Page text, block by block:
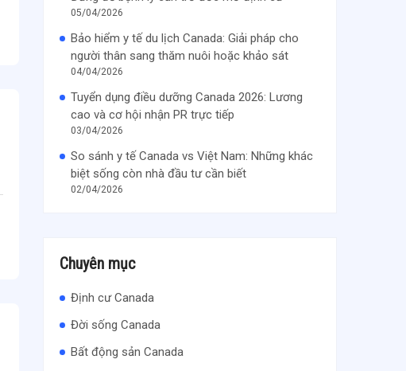
05/04/2026
Bảo hiểm y tế du lịch Canada: Giải pháp cho
người thân sang thăm nuôi hoặc khảo sát
04/04/2026
Tuyển dụng điều dưỡng Canada 2026: Lương
cao và cơ hội nhận PR trực tiếp
03/04/2026
So sánh y tế Canada vs Việt Nam: Những khác
biệt sống còn nhà đầu tư cần biết
02/04/2026
Chuyên mục
Định cư Canada
Đời sống Canada
Bất động sản Canada